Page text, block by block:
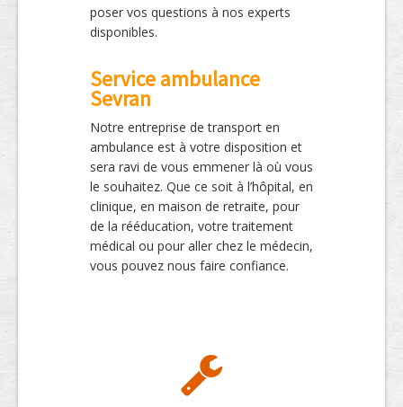
poser vos questions à nos experts
disponibles.
Service ambulance
Sevran
Notre entreprise de transport en
ambulance est à votre disposition et
sera ravi de vous emmener là où vous
le souhaitez. Que ce soit à l’hôpital, en
clinique, en maison de retraite, pour
de la rééducation, votre traitement
médical ou pour aller chez le médecin,
vous pouvez nous faire confiance.